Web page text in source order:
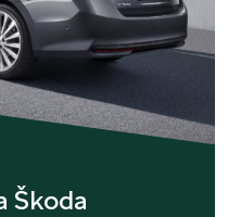
Škoda